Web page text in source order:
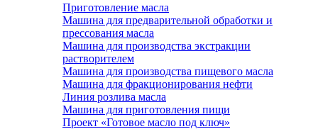
Приготовление масла
Машина для предварительной обработки и
прессования масла
Машина для производства экстракции
растворителем
Машина для производства пищевого масла
Машина для фракционирования нефти
Линия розлива масла
Машина для приготовления пищи
Проект «Готовое масло под ключ»